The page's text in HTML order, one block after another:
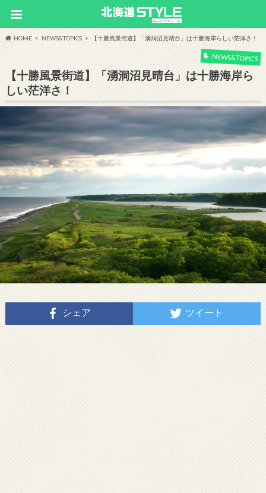
HOME NEWS&TOPICS 【十勝風景街道】「湧洞沼見晴台」は十勝海岸らしい茫洋さ！
NEWS&TOPICS
【十勝風景街道】「湧洞沼見晴台」は十勝海岸ら
しい茫洋さ！
シェア ツイート